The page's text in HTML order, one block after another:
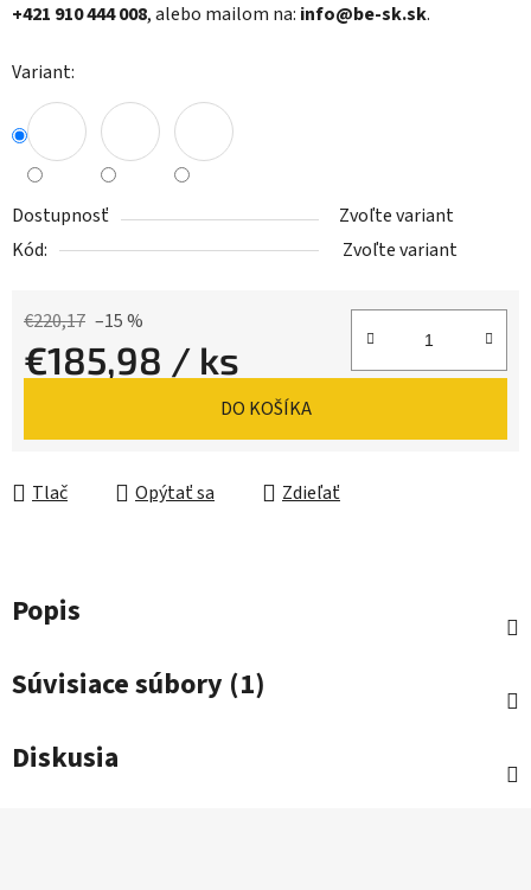
+421 910 444 008, alebo mailom na: info@be-sk.sk.
Variant:
Dostupnosť
Zvoľte variant
Kód:
Zvoľte variant
€220,17 –15 %
€185,98 / ks
DO KOŠÍKA
Tlač Opýtať sa Zdieľať
Popis
Súvisiace súbory (1)
Diskusia